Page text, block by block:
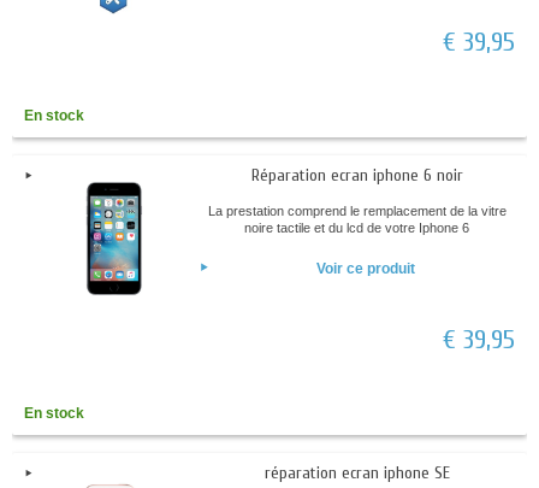
€ 39,95
En stock
Réparation ecran iphone 6 noir
La prestation comprend le remplacement de la vitre
noire tactile et du lcd de votre Iphone 6
Voir ce produit
€ 39,95
En stock
réparation ecran iphone SE